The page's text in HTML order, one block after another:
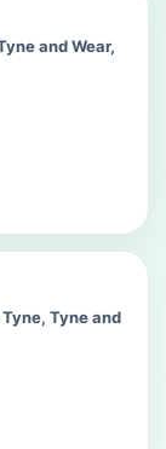
and Wear,
Tyne and